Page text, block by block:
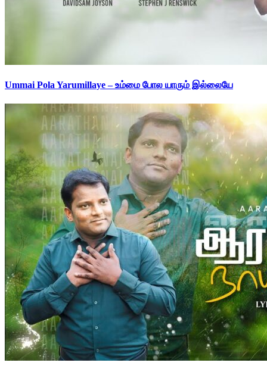
Ummai Pola Yarumillaye – உம்மை போல யாரும் இல்லையே